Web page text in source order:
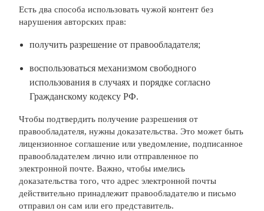
Есть два способа использовать чужой контент без
нарушения авторских прав:
получить разрешение от правообладателя;
воспользоваться механизмом свободного
использования в случаях и порядке согласно
Гражданскому кодексу РФ.
Чтобы подтвердить получение разрешения от
правообладателя, нужны доказательства. Это может быть
лицензионное соглашение или уведомление, подписанное
правообладателем лично или отправленное по
электронной почте. Важно, чтобы имелись
доказательства того, что адрес электронной почты
действительно принадлежит правообладателю и письмо
отправил он сам или его представитель.